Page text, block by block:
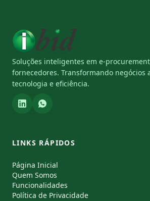
Soluções inteligentes em e-
fornecedores. Transformando negócios
tecnologia e eficiência.
LINKS RÁPIDOS
Página Inicial
Quem Somos
Funcionalidades
Política de Privacidade